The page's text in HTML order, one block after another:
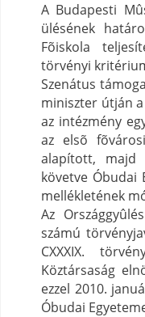
A Budapesti
ülésének
Fõiskola
törvényi
Szenátus
miniszter útján a
az intézmény
az elsõ
alapított, majd
követve Óbudai
mellékletének
Az
számú
CXXXIX.
Köztársaság
ezzel 2010.
Óbudai